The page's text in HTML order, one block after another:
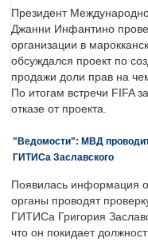
Президент
Джанни Инфантино
организации в
обсуждался проект по
продажи доли прав на
По итогам встречи FIFA
отказе от проекта.
"Ведомости": МВД проводит
ГИТИСа Заславского
Появилась информация
органы проводят
ГИТИСа Григория
что он покидает